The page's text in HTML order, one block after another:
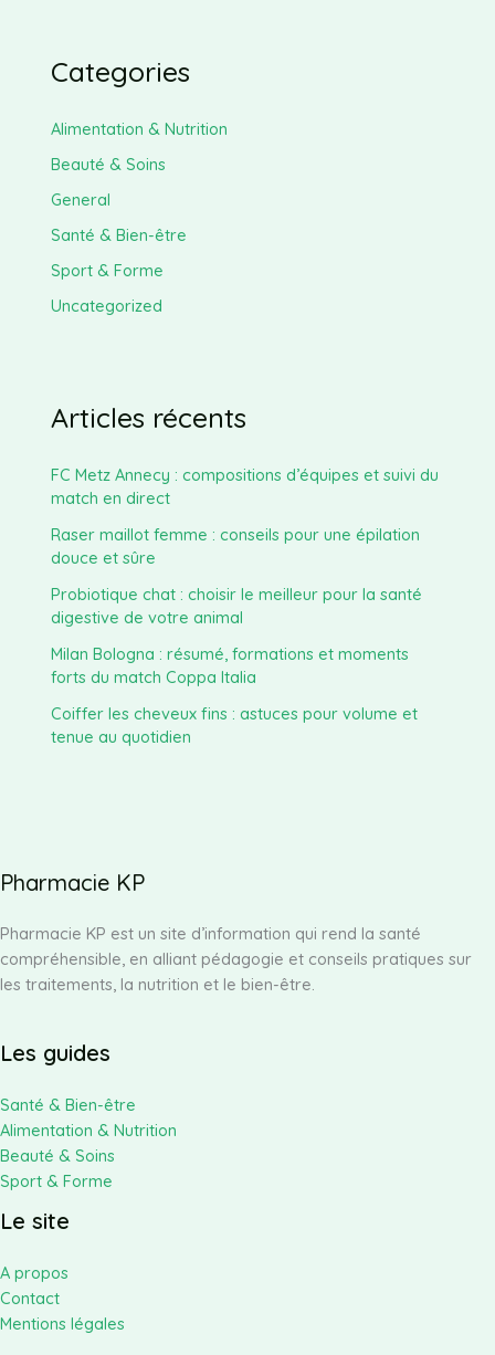
Categories
Alimentation & Nutrition
Beauté & Soins
General
Santé & Bien-être
Sport & Forme
Uncategorized
Articles récents
FC Metz Annecy : compositions d’équipes et suivi du
match en direct
Raser maillot femme : conseils pour une épilation
douce et sûre
Probiotique chat : choisir le meilleur pour la santé
digestive de votre animal
Milan Bologna : résumé, formations et moments
forts du match Coppa Italia
Coiffer les cheveux fins : astuces pour volume et
tenue au quotidien
Pharmacie KP
Pharmacie KP est un site d’information qui rend la santé
compréhensible, en alliant pédagogie et conseils pratiques sur
les traitements, la nutrition et le bien-être.
Les guides
Santé & Bien-être
Alimentation & Nutrition
Beauté & Soins
Sport & Forme
Le site
A propos
Contact
Mentions légales